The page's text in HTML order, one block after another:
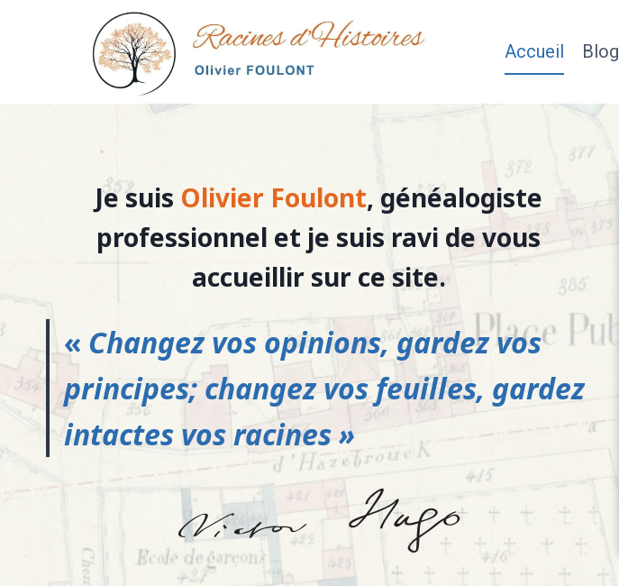
Accueil Blog
Je suis Olivier Foulont, généalogiste
professionnel et je suis ravi de vous
accueillir sur ce site.
« Changez vos opinions, gardez vos
principes; changez vos feuilles, gardez
intactes vos racines »